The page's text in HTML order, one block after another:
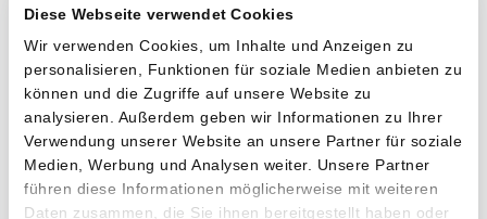
Diese Webseite verwendet Cookies
Wir verwenden Cookies, um Inhalte und Anzeigen zu
personalisieren, Funktionen für soziale Medien anbieten zu
können und die Zugriffe auf unsere Website zu
analysieren. Außerdem geben wir Informationen zu Ihrer
Verwendung unserer Website an unsere Partner für soziale
Medien, Werbung und Analysen weiter. Unsere Partner
führen diese Informationen möglicherweise mit weiteren
Daten zusammen, die Sie ihnen bereitgestellt haben oder
Was, wenn ich...?
Zie hoeveel waarde je vandaag zou hebben als
je dollar-cost averaging had toegepast op
verschillende cryptocurrencies.
Hätte investiert In
$